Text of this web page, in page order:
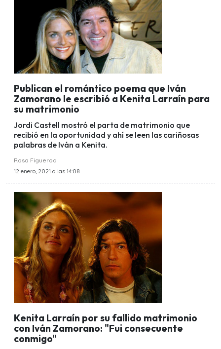
Publican el romántico poema que Iván
Zamorano le escribió a Kenita Larraín para
su matrimonio
Jordi Castell mostró el parta de matrimonio que
recibió en la oportunidad y ahí se leen las cariñosas
palabras de Iván a Kenita.
Rosa Figueroa
12 enero, 2021 a las 14:08
Kenita Larraín por su fallido matrimonio
con Iván Zamorano: "Fui consecuente
conmigo"